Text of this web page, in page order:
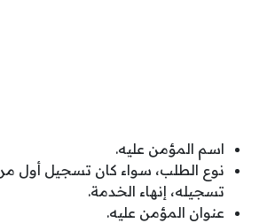
اسم المؤمن عليه.
نوع الطلب، سواء كان تسجيل أول
تسجيله، إنهاء الخدمة.
عنوان المؤمن عليه.